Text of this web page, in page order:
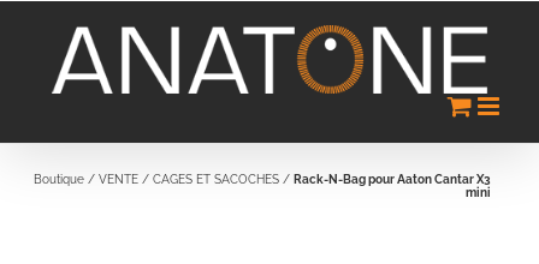
Boutique / VENTE / CAGES ET SACOCHES / Rack-N-Bag pour Aaton Cantar X3
mini